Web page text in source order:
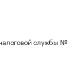
службы №